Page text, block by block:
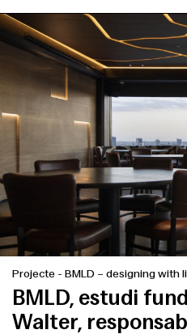
English Español
Projecte - BMLD – designing with
BMLD, estudi
Walter,